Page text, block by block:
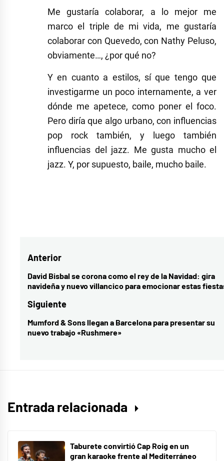
Me gustaría colaborar, a lo mejor me
marco el triple de mi vida, me gustaría
colaborar con Quevedo, con Nathy Peluso,
obviamente…, ¿por qué no?
Y en cuanto a estilos, sí que tengo que
investigarme un poco internamente, a ver
dónde me apetece, como poner el foco.
Pero diría que algo urbano, con influencias
pop rock también, y luego también
influencias del jazz. Me gusta mucho el
jazz. Y, por supuesto, baile, mucho baile.
cruz
Operación
Triunfo,
Operación
2025,
Navegación
de
entradas
Anterior
Entrada
anterior:
David Bisbal se corona como el rey de la Navidad: gira
navideña y nuevo villancico para emocionar estas
Siguiente
Entrada
siguiente:
Mumford & Sons llegan a Barcelona para presentar su
nuevo trabajo «Rushmere»
Entrada relacionada
Taburete convirtió Cap Roig en un
gran karaoke frente al Mediterráneo